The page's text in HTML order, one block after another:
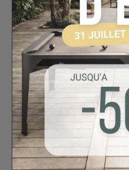
Retour
Pièces détachées
inox pour Petiot